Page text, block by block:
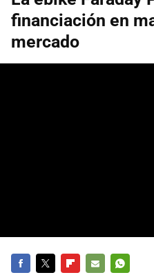
financiación en
mercado